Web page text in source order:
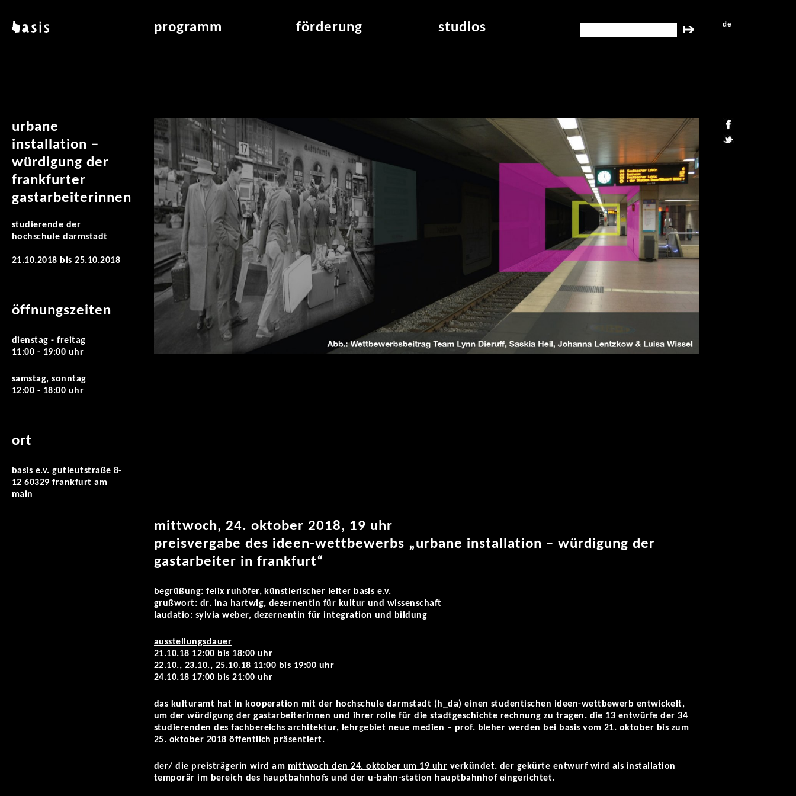
basis programm förderung studios de
urbane
installation –
würdigung der
frankfurter
gastarbeiterinnen
studierende der
hochschule darmstadt
21.10.2018 bis25.10.2018
öffnungszeiten
dienstag - freitag
11:00 - 19:00 uhr
samstag, sonntag
12:00 - 18:00 uhr
ort
basis e.v. gutleutstraße 8-
12 60329 frankfurt am
main
mittwoch, 24. oktober 2018, 19 uhr
preisvergabe des ideen-wettbewerbs „urbane installation – würdigung der
gastarbeiter in frankfurt“
begrüßung: felix ruhöfer, künstlerischer leiter basis e.v.
grußwort: dr. ina hartwig, dezernentin für kultur und wissenschaft
laudatio: sylvia weber, dezernentin für integration und bildung
ausstellungsdauer
21.10.18 12:00 bis 18:00 uhr
22.10., 23.10., 25.10.18 11:00 bis 19:00 uhr
24.10.18 17:00 bis 21:00 uhr
das kulturamt hat in kooperation mit der hochschule darmstadt (h_da) einen studentischen ideen-wettbewerb entwickelt,
um der würdigung der gastarbeiterinnen und ihrer rolle für die stadtgeschichte rechnung zu tragen. die 13 entwürfe der 34
studierenden des fachbereichs architektur, lehrgebiet neue medien – prof. bleher werden bei basis vom 21. oktober bis zum
25. oktober 2018 öffentlich präsentiert.
der/ die preisträgerin wird am mittwoch den 24. oktober um 19 uhr verkündet. der gekürte entwurf wird als installation
temporär im bereich des hauptbahnhofs und der u-bahn-station hauptbahnhof eingerichtet.